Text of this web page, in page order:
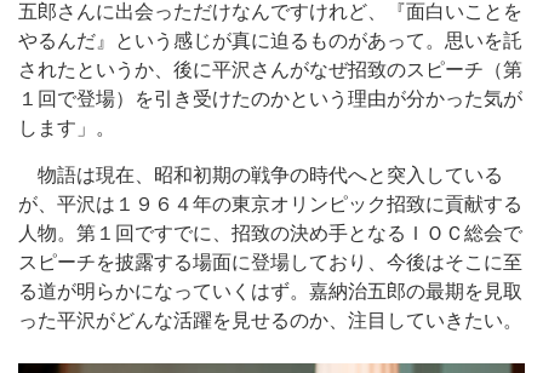
五郎さんに出会っただけなんですけれど、『面白いことを
やるんだ』という感じが真に迫るものがあって。思いを託
されたというか、後に平沢さんがなぜ招致のスピーチ（第
１回で登場）を引き受けたのかという理由が分かった気が
します」。
物語は現在、昭和初期の戦争の時代へと突入している
が、平沢は１９６４年の東京オリンピック招致に貢献する
人物。第１回ですでに、招致の決め手となるＩＯＣ総会で
スピーチを披露する場面に登場しており、今後はそこに至
る道が明らかになっていくはず。嘉納治五郎の最期を見取
った平沢がどんな活躍を見せるのか、注目していきたい。